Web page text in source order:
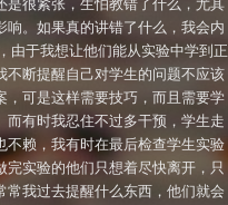
很紧张，生怕教错了什么，尤其
。如果真的讲错了什么，我会内
由于我想让他们能从实验中学到正
断提醒自己对学生的问题不应该
可是这样需要技巧，而且需要学
有时我忍住不过多干预，学生走
不赖，我有时在最后检查学生实验
实验的他们只想着尽快离开，只
我过去提醒什么东西，他们就会